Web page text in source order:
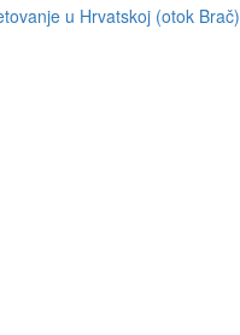
u Hrvatskoj (otok Brač)